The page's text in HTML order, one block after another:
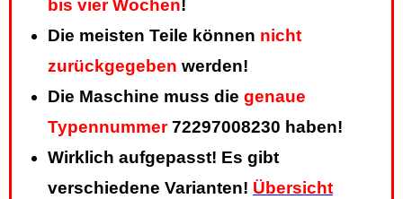
bis vier Wochen!
Die meisten Teile können nicht
zurückgegeben werden!
Die Maschine muss die genaue
Typennummer72297008230 haben!
Wirklich aufgepasst! Es gibt
verschiedene Varianten! Übersicht